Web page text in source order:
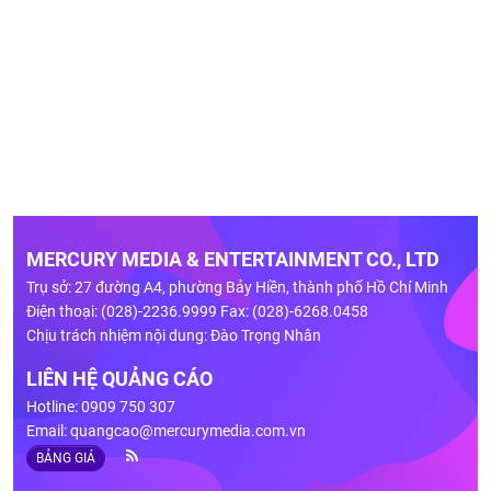
MERCURY MEDIA & ENTERTAINMENT CO., LTD
Trụ sở: 27 đường A4, phường Bảy Hiền, thành phố Hồ Chí Minh
Điện thoại: (028)-2236.9999 Fax: (028)-6268.0458
Chịu trách nhiệm nội dung: Đào Trọng Nhân
LIÊN HỆ QUẢNG CÁO
Hotline: 0909 750 307
Email:quangcao@mercurymedia.com.vn
BẢNG GIÁ